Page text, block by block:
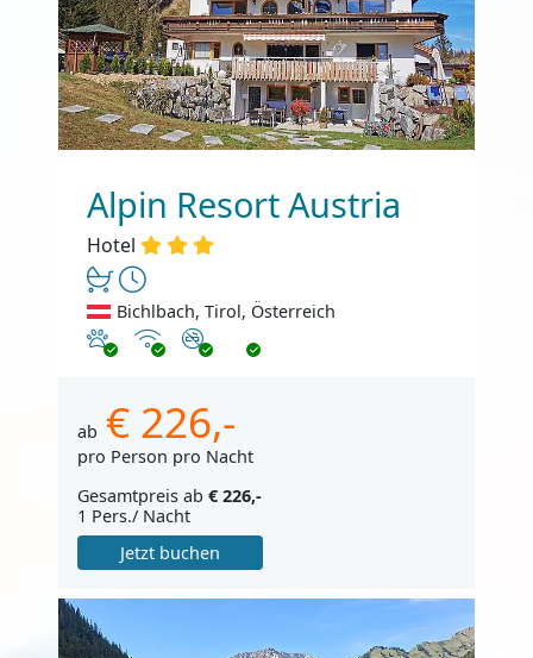
Alpin Resort Austria
Hotel
Bichlbach, Tirol, Österreich
Haustiere erlaubt
InternetNichtraucher
ab € 226,-
pro Person pro Nacht
Gesamtpreis ab € 226,-
1 Pers./ Nacht
Jetzt buchen